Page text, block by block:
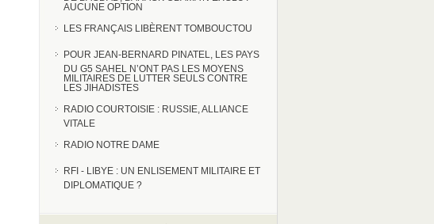
AUCUNE OPTION
LES FRANÇAIS LIBÈRENT TOMBOUCTOU
POUR JEAN-BERNARD PINATEL, LES PAYS
DU G5 SAHEL N’ONT PAS LES MOYENS
MILITAIRES DE LUTTER SEULS CONTRE
LES JIHADISTES
RADIO COURTOISIE : RUSSIE, ALLIANCE
VITALE
RADIO NOTRE DAME
RFI - LIBYE : UN ENLISEMENT MILITAIRE ET
DIPLOMATIQUE ?